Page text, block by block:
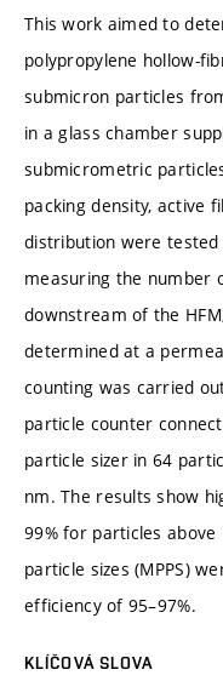
This work aimed to
polypropylene hollow-
submicron particles
in a glass chamber
submicrometric
packing density, active
distribution were
measuring the number
downstream of the
determined at a
counting was carried
particle counter
particle sizer in 64
nm. The results show
99% for particles
particle sizes (MPPS)
efficiency of 95–97%.
KLÍČOVÁ SLOVA